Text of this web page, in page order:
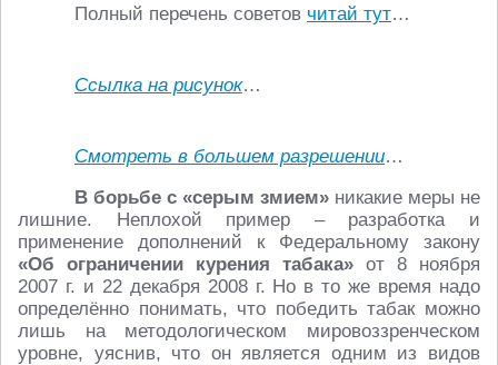
Полный перечень советов читай тут…
Ссылка на рисунок…
Смотреть в большем разрешении…
В борьбе с «серым змием» никакие меры не
лишние. Неплохой пример – разработка и
применение дополнений к Федеральному закону
«Об ограничении курения табака» от 8 ноября
2007 г. и 22 декабря 2008 г. Но в то же время надо
определённо понимать, что победить табак можно
лишь на методологическом мировоззренческом
уровне, уяснив, что он является одним из видов